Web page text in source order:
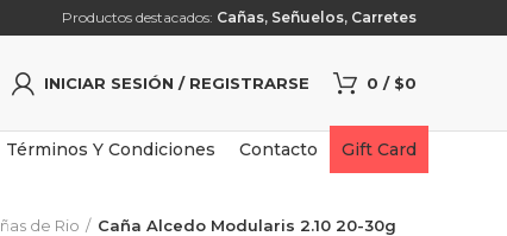
Productos destacados: Cañas, Señuelos, Carretes
INICIAR SESIÓN / REGISTRARSE 0 / $0
Términos Y Condiciones Contacto Gift Card
de Rio Caña Alcedo Modularis 2.10 20-30g